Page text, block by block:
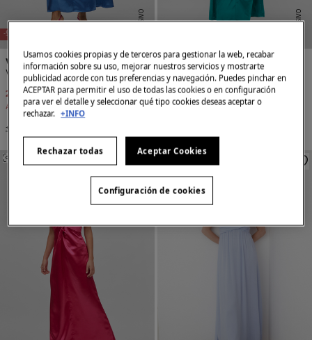
-58% E
X
C
L
U
SI
V
O
O
N
LI
N
Vila
Vestido satinado de manga corta
24,99 € 59,99 €
Ahorras35,00 €
+3 Colores
E
X
C
L
U
SI
V
O
O
N
LI
N
Vila
Vestido satinado de manga corta
24,99 € 59,99 €
Ahorras35,00 €
SIMILARES SIMILARES
Usamos cookies propias y de terceros para gestionar la web, recabar
información sobre su uso, mejorar nuestros servicios y mostrarte
publicidad acorde con tus preferencias y navegación. Puedes pinchar en
ACEPTAR para permitir el uso de todas las cookies o en configuración
para ver el detalle y seleccionar qué tipo cookies deseas aceptar o
rechazar. +INFO
Rechazar todas Aceptar Cookies
Configuración de cookies